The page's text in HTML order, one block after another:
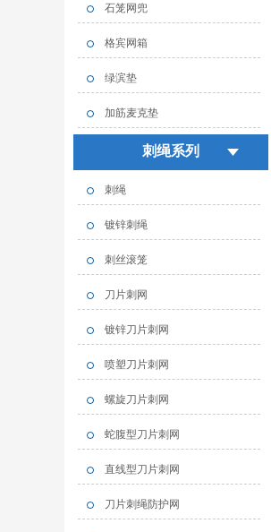
石笼网兜
格宾网箱
绿滨垫
加筋麦克垫
刺绳系列
刺绳
镀锌刺绳
刺丝滚笼
刀片刺网
镀锌刀片刺网
喷塑刀片刺网
螺旋刀片刺网
蛇腹型刀片刺网
直线型刀片刺网
刀片刺绳防护网